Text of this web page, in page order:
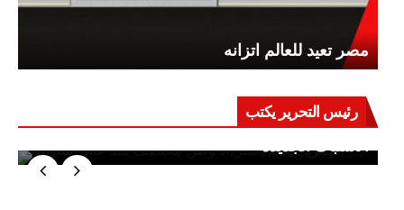
مصر تعيد للعالم اتزانه
رئيس التحرير يكتب
حرب على العقول.. حادثة دمياط تكشف قواعد